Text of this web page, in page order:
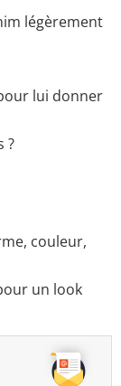
légèrement
lui donner
?
couleur,
un look